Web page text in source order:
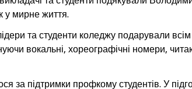
у мирне життя.
та студенти коледжу подарували
вокальні, хореографічні номери,
за підтримки профкому студентів. У